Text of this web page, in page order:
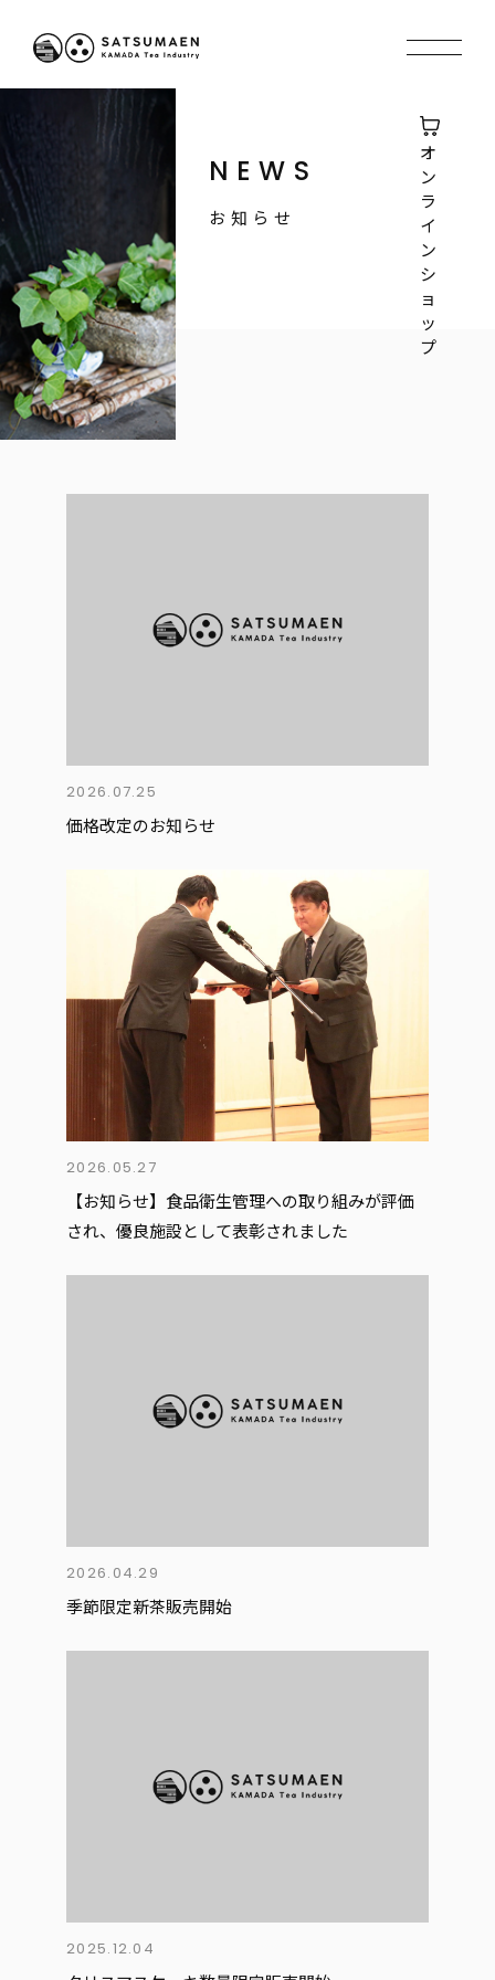
オ
ン
ラ
イ
ン
シ
ョ
ッ
プ
NEWS
お知らせ
2026.07.25
価格改定のお知らせ
2026.05.27
【お知らせ】食品衛生管理への取り組みが評価
され、優良施設として表彰されました
2026.04.29
季節限定新茶販売開始
2025.12.04